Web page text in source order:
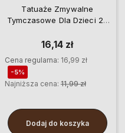
Tatuaże Zmywalne
Tymczasowe Dla Dzieci 20
16,14 zł
Cena regularna: 16,99 zł
-5%
Najniższa cena: 11,99 zł
Dodaj do koszyka